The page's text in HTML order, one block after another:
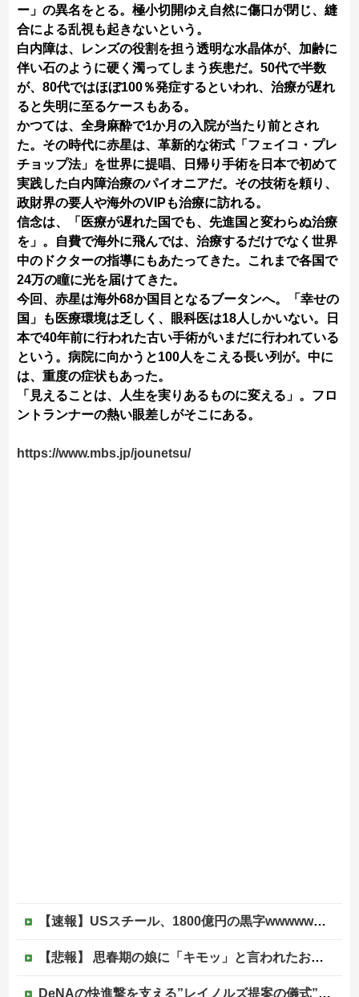
ー」の異名をとる。極小切開ゆえ自然に傷口が閉じ、縫
合による乱視も起きないという。
白内障は、レンズの役割を担う透明な水晶体が、加齢に
伴い石のように硬く濁ってしまう疾患だ。50代で半数
が、80代ではほぼ100％発症するといわれ、治療が遅れ
ると失明に至るケースもある。
かつては、全身麻酔で1か月の入院が当たり前とされ
た。その時代に赤星は、革新的な術式「フェイコ・プレ
チョップ法」を世界に提唱、日帰り手術を日本で初めて
実践した白内障治療のパイオニアだ。その技術を頼り、
政財界の要人や海外のVIPも治療に訪れる。
信念は、「医療が遅れた国でも、先進国と変わらぬ治療
を」。自費で海外に飛んでは、治療するだけでなく世界
中のドクターの指導にもあたってきた。これまで各国で
24万の瞳に光を届けてきた。
今回、赤星は海外68か国目となるブータンへ。「幸せの
国」も医療環境は乏しく、眼科医は18人しかいない。日
本で40年前に行われた古い手術がいまだに行われている
という。病院に向かうと100人をこえる長い列が。中に
は、重度の症状もあった。
「見えることは、人生を実りあるものに変える」。フロ
ントランナーの熱い眼差しがそこにある。
https://www.mbs.jp/jounetsu/
【速報】USスチール、1800億円の黒字wwwwwwwwwwwwwwwwwwwwwwww
【悲報】 思春期の娘に「キモッ」と言われたお父さん、グレるｗｗｗｗｗｗｗ
DeNAの快進撃を支える”レイノルズ提案の儀式” 決勝2ランの宮下が明かす「儀式を始めてから、チームが一つになっている」